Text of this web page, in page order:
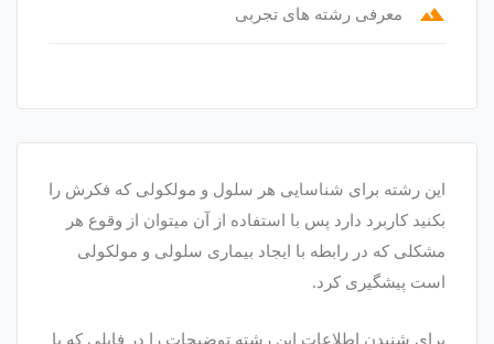
terrain معرفی رشته های تجربی
این رشته برای شناسایی هر سلول و مولکولی که فکرش را
بکنید کاربرد دارد پس با استفاده از آن میتوان از وقوع هر
مشکلی که در رابطه با ایجاد بیماری سلولی و مولکولی
است پیشگیری کرد.
برای شنیدن اطلاعات این رشته توضیحات را در فایلی که با